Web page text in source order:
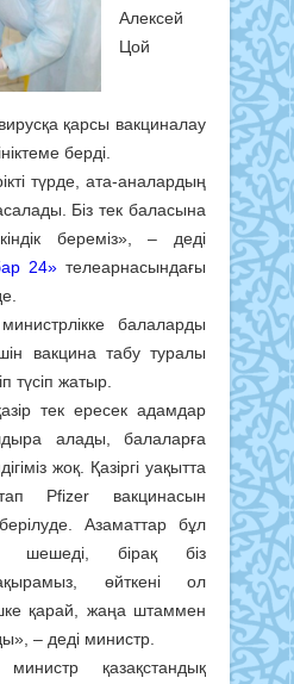
Алексей
Цой
қарсы вакциналау
берді.
түрде, ата-аналардың
Біз тек баласына
береміз», – деді
24»телеарнасындағы
балаларды
вакцина табу туралы
түсіп жатыр.
тек ересек адамдар
алады, балаларға
жоқ. Қазіргі уақытта
Pfizer вакцинасын
Азаматтар бұл
шешеді, бірақ біз
өйткені ол
қарай, жаңа штаммен
– деді министр.
қазақстандық